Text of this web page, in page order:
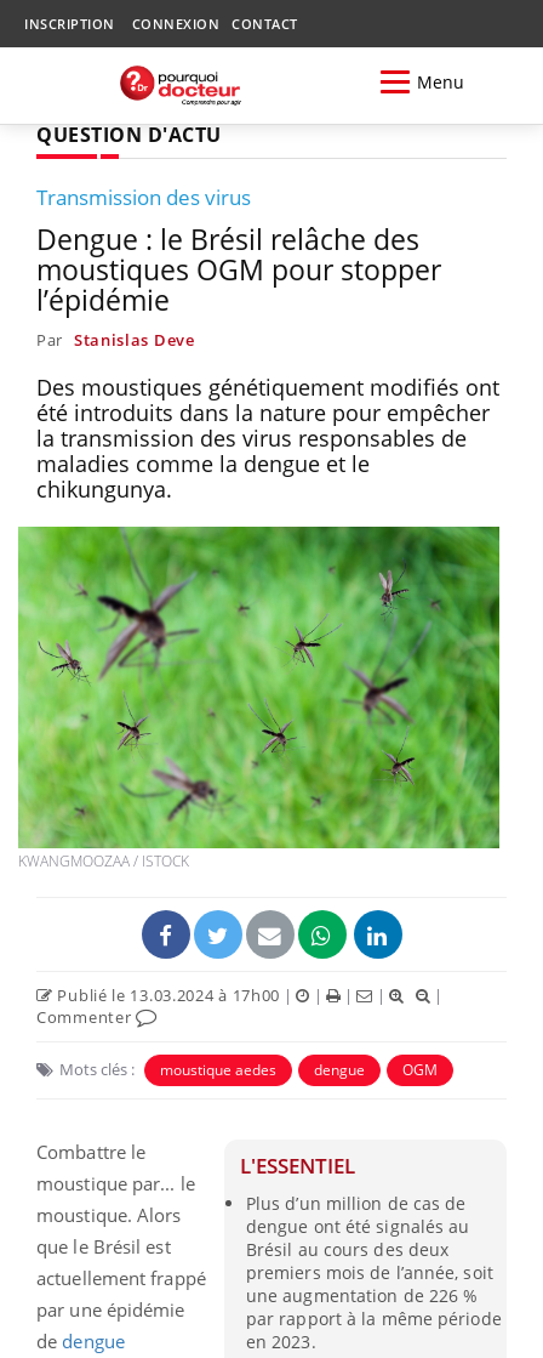
INSCRIPTION CONNEXION CONTACT
Menu
QUESTION D'ACTU
Transmission des virus
Dengue : le Brésil relâche des
moustiques OGM pour stopper
l’épidémie
Par Stanislas Deve
Des moustiques génétiquement modifiés ont
été introduits dans la nature pour empêcher
la transmission des virus responsables de
maladies comme la dengue et le
chikungunya.
KWANGMOOZAA / ISTOCK
Publié le 13.03.2024 à 17h00 | | | |
|
Commenter
Mots clés : moustique aedes dengue OGM
L'ESSENTIEL
Plus d’un million de cas de
dengue ont été signalés au
Brésil au cours des deux
premiers mois de l’année, soit
une augmentation de 226 %
par rapport à la même période
en 2023.
Combattre le
moustique par... le
moustique. Alors
que le Brésil est
actuellement frappé
par une épidémie
de dengue